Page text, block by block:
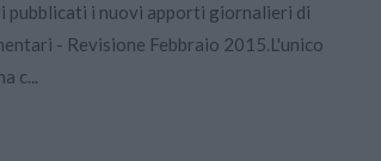
pubblicati i nuovi apporti giornalieri di
- Revisione Febbraio 2015.L'unico
c...